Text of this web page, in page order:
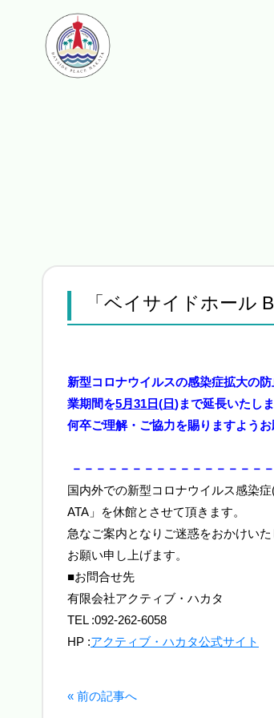
「ベイサイドホール
新型コロナウイルスの感染症拡大の
業期間を5月31日( 日)まで延長いたし
何卒ご理解・ご協力を賜りますようお
－－－－－－－－－－－－－－－－
国内外での新型コロナウイルス感染
ATA」を休館とさせて頂きます。
急なご案内となりご迷惑をおかけい
お願い申し上げます。
■お問合せ先
有限会社アクティブ・ハカタ
TEL :092-262-6058
HP :アクティブ・ハカタ公式サイト
« 前の記事へ